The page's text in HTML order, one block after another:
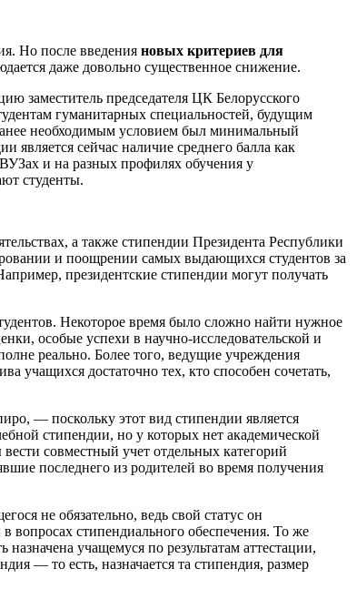
Но после введения новых критериев для
даже довольно существенное снижение.
заместитель председателя ЦК Белорусского
гуманитарных специальностей, будущим
необходимым условием был минимальный
является сейчас наличие среднего балла как
и на разных профилях обучения у
студенты.
а также стипендии Президента Республики
и поощрении самых выдающихся студентов за
президентские стипендии могут получать
Некоторое время было сложно найти нужное
особые успехи в научно-исследовательской и
реально. Более того, ведущие учреждения
учащихся достаточно тех, кто способен сочетать,
— поскольку этот вид стипендии является
стипендии, но у которых нет академической
совместный учет отдельных категорий
последнего из родителей во время получения
не обязательно, ведь свой статус он
вопросах стипендиального обеспечения. То же
учащемуся по результатам аттестации,
— то есть, назначается та стипендия, размер